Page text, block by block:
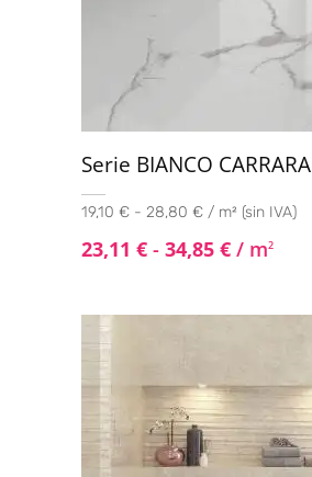
Serie BIANCO CARRARA
19,10 € - 28,80 € / m² (sin IVA)
23,11 € - 34,85 € / m2